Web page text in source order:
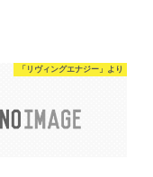
「リヴィングエナジー」より